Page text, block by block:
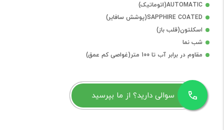
AUTOMATIC(اتوماتیک)
SAPPHIRE COATED(پوشش سافایر)
اسکلتون(قلب باز)
شب نما
مقاوم در برابر آب تا 100 متر(غواصی کم عمق)
سوالی دارید؟ از ما بپرسید